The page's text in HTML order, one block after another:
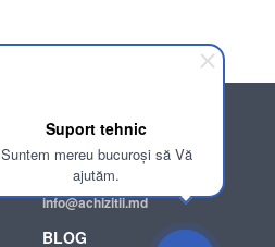
Suport tehnic
Suntem mereu bucuroși să Vă
ajutăm.
SUPPORT
ajutor
adresa electronică:
info@achizitii.md
BLOG